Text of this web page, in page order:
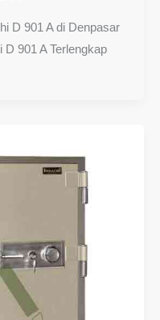
D 901 A di Denpasar
901 A Terlengkap